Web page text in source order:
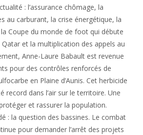
: l’assurance chômage, la
au carburant, la crise énergétique, la
Coupe du monde de foot qui débute
et la multiplication des appels au
Anne-Laure Babault est revenue
pour des contrôles renforcés de
en Plaine d’Aunis. Cet herbicide
record dans l’air sur le territoire. Une
et rassurer la population.
: la question des bassines. Le combat
pour demander l’arrêt des projets